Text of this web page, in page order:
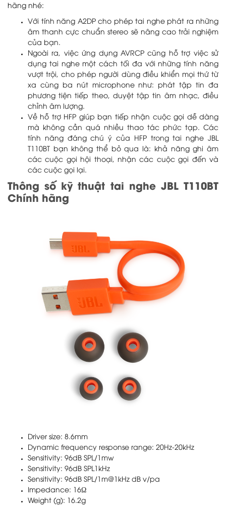
hãng nhé:
Với tính năng A2DP cho phép tai nghe phát ra những
âm thanh cực chuẩn stereo sẽ nâng cao trải nghiệm
của bạn.
Ngoài ra, việc ứng dụng AVRCP cũng hỗ trợ việc sử
dụng tai nghe một cách tối đa với những tính năng
vượt trội, cho phép người dùng điều khiển mọi thứ từ
xa cùng ba nút microphone như: phát tập tin đa
phương tiện tiếp theo, duyệt tập tin âm nhạc, điều
chỉnh âm lượng.
Về hỗ trợ HFP giúp bạn tiếp nhận cuộc gọi dễ dàng
mà không cần quá nhiều thao tác phức tạp. Các
tính năng đáng chú ý của HFP trong tai nghe JBL
T110BT bạn không thể bỏ qua là: khả năng ghi âm
các cuộc gọi hội thoại, nhận các cuộc gọi đến và
các cuộc gọi lại.
Thông số kỹ thuật tai nghe JBL T110BT
Chính hãng
Driver size: 8.6mm
Dynamic frequency response range: 20Hz-20kHz
Sensitivity: 96dB SPL/1mw
Sensitivity: 96dB SPL1kHz
Sensitivity: 96dB SPL/1m@1kHz dB v/pa
Impedance: 16Ω
Weight (g): 16.2g